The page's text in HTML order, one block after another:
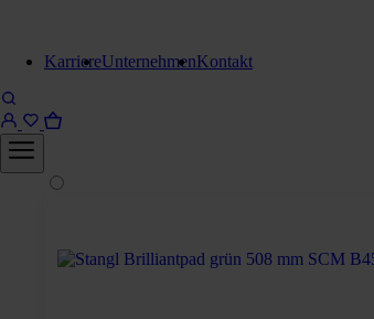
KarriereUnternehmenKontakt